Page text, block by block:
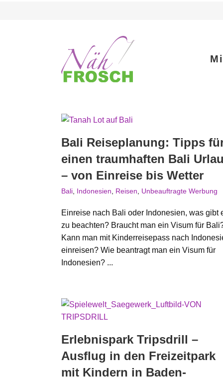
Bali Reiseplanung: Tipps
einen traumhaften Bali
– von Einreise bis Wetter
Bali Indonesien Reisen Unbeauftragte Werbung
Einreise nach Bali oder Indonesien, was gibt
zu beachten? Braucht man ein Visum für
Kann man mit Kinderreisepass nach
einreisen? Wie beantragt man ein Visum für
Indonesien? ...
Erlebnispark Tripsdrill –
Ausflug in den Freizeitpark
mit Kindern in Baden-